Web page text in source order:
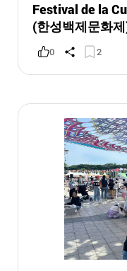
Festival de la
(한성백제문화
0 2